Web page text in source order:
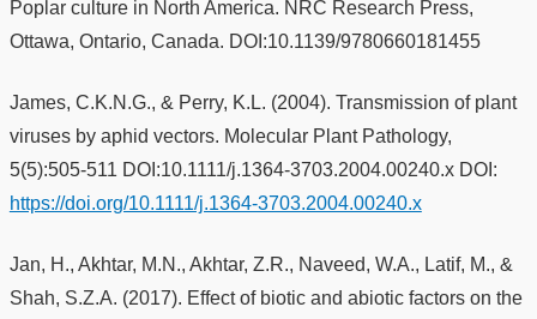
Poplar culture in North America. NRC Research Press,
Ottawa, Ontario, Canada. DOI:10.1139/9780660181455
James, C.K.N.G., & Perry, K.L. (2004). Transmission of plant
viruses by aphid vectors. Molecular Plant Pathology,
5(5):505-511 DOI:10.1111/j.1364-3703.2004.00240.x DOI:
https://doi.org/10.1111/j.1364-3703.2004.00240.x
Jan, H., Akhtar, M.N., Akhtar, Z.R., Naveed, W.A., Latif, M., &
Shah, S.Z.A. (2017). Effect of biotic and abiotic factors on the